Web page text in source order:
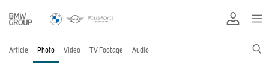
Article Photo Video TV Footage Audio